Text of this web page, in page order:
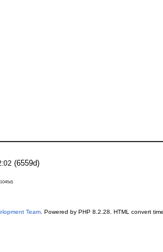
(6559d)
Team. Powered by PHP 8.2.28. HTML convert